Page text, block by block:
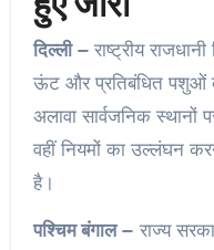
दिल्ली – राष्ट्रीय
ऊंट और प्रतिबंधित पशुओं
अलावा सार्वजनिक स्थानों
वहीं नियमों का उल्लंघन
है।
पश्चिम बंगाल – राज्य